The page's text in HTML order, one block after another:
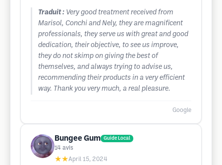
Traduit : Very good treatment received from
Marisol, Conchi and Nely, they are magnificent
professionals, they serve us with great and good
dedication, their objective, to see us improve,
they do not skimp on giving the best of
themselves, and always trying to advise us,
recommending their products in a very efficient
way. Thank you very much, a real pleasure.
Google
Bungee Gum Guide Local
14 avis
★★April 15, 2024